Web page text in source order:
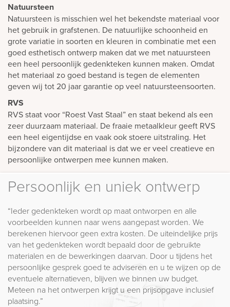
Natuursteen
Natuursteen is misschien wel het bekendste materiaal voor
het gebruik in grafstenen. De natuurlijke schoonheid en
grote variatie in soorten en kleuren in combinatie met een
goed esthetisch ontwerp maken dat we met natuursteen
een heel persoonlijk gedenkteken kunnen maken. Omdat
het materiaal zo goed bestand is tegen de elementen
geven wij tot 20 jaar garantie op veel natuursteensoorten.
RVS
RVS staat voor “Roest Vast Staal” en staat bekend als een
zeer duurzaam materiaal. De fraaie metaalkleur geeft RVS
een heel eigentijdse en vaak ook stoere uitstraling. Het
bijzondere van dit materiaal is dat we er veel creatieve en
persoonlijke ontwerpen mee kunnen maken.
Persoonlijk en uniek ontwerp
“Ieder gedenkteken wordt op maat ontworpen en alle
voorbeelden kunnen naar wens aangepast worden. We
berekenen hiervoor geen extra kosten. De uiteindelijke prijs
van het gedenkteken wordt bepaald door de gebruikte
materialen en de bewerkingen daarvan. Door u tijdens het
persoonlijke gesprek goed te adviseren en u te wijzen op de
eventuele alternatieven, blijven we binnen uw budget.
Meteen na het ontwerpen krijgt u een prijsopgave inclusief
plaatsing.”